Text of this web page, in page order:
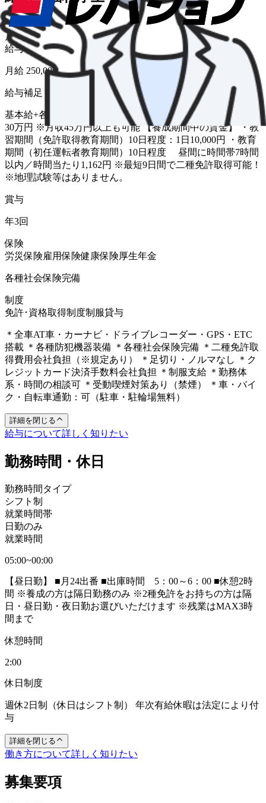
給与形態
月給
給与
月給 250,000円〜
給与補足
基本給+各種手当＋能率給 賞与 年3回 ※平均月収25万円～
30万円 ※月収45万円以上も可能 【養成期間中の賃金】 ・教
習期間（免許取得教育期間）10日程度：1日10,000円 ・教育
期間（初任運転者教育期間）10日程度 昼間に時間帯7時間
以内／時間当たり1,162円 ※最短9日間で二種免許取得可能！
※地理試験等はありません。
賞与
年3回
保険
労災保険雇用保険健康保険厚生年金
各種社会保険完備
制度
免許･資格取得制度制服貸与
＊全車AT車・カーナビ・ドライブレコーダー・GPS・ETC
搭載 ＊各種防犯機器装備 ＊各種社会保険完備 ＊二種免許取
得費用会社負担（※規定あり） ＊足切り・ノルマなし ＊ク
レジットカード決済手数料会社負担 ＊制服支給 ＊勤務体
系・時間の相談可 ＊受動喫煙対策あり（禁煙） ＊車・バイ
ク・自転車通勤：可（駐車・駐輪場無料）
詳細を閉じる
給与について詳しく知りたい
勤務時間・休日
勤務時間タイプ
シフト制
就業時間帯
日勤のみ
就業時間
05:00~00:00
【昼日勤】 ■月24出番 ■出庫時間 5：00～6：00 ■休憩2時
間 ※養成の方は隔日勤務のみ ※2種免許をお持ちの方は隔
日・昼日勤・夜日勤お選びいただけます ※残業はMAX3時
間まで
休憩時間
2:00
休日制度
週休2日制（休日はシフト制） 年次有給休暇は法定により付
与
詳細を閉じる
働き方について詳しく知りたい
募集要項